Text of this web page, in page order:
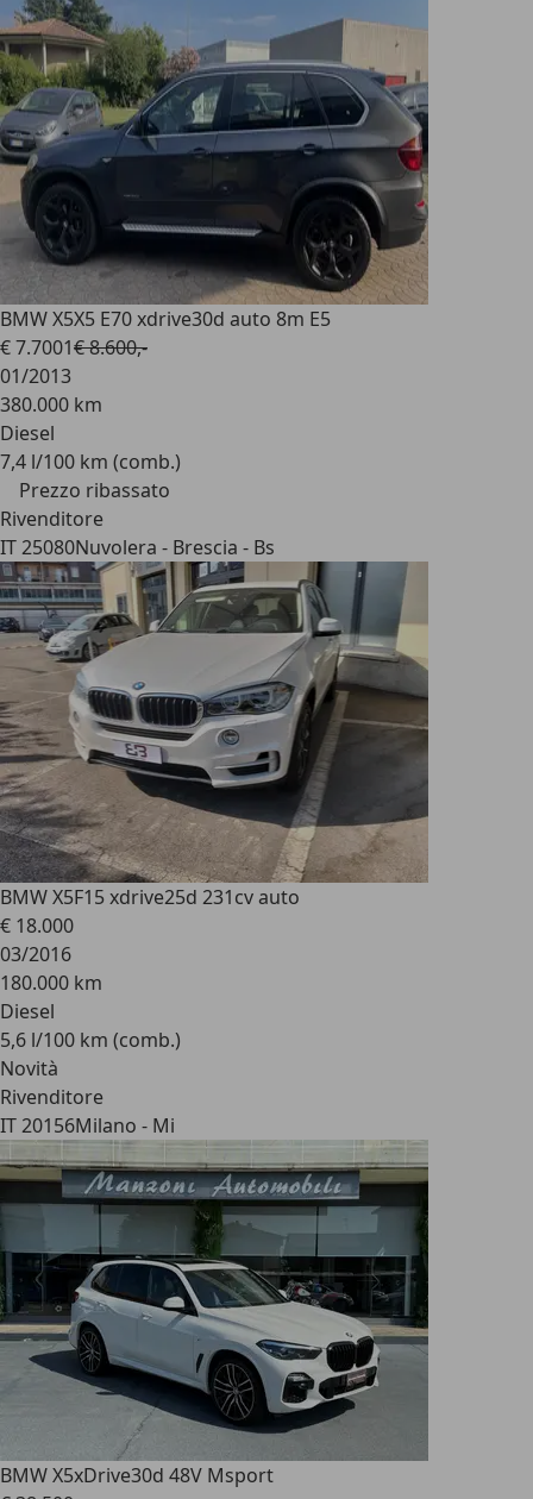
BMW X5X5 E70 xdrive30d auto 8m E5
€ 7.7001€ 8.600,-
01/2013
380.000 km
Diesel
7,4 l/100 km (comb.)
Prezzo ribassato
Rivenditore
IT 25080Nuvolera - Brescia - Bs
BMW X5F15 xdrive25d 231cv auto
€ 18.000
03/2016
180.000 km
Diesel
5,6 l/100 km (comb.)
Novità
Rivenditore
IT 20156Milano - Mi
BMW X5xDrive30d 48V Msport